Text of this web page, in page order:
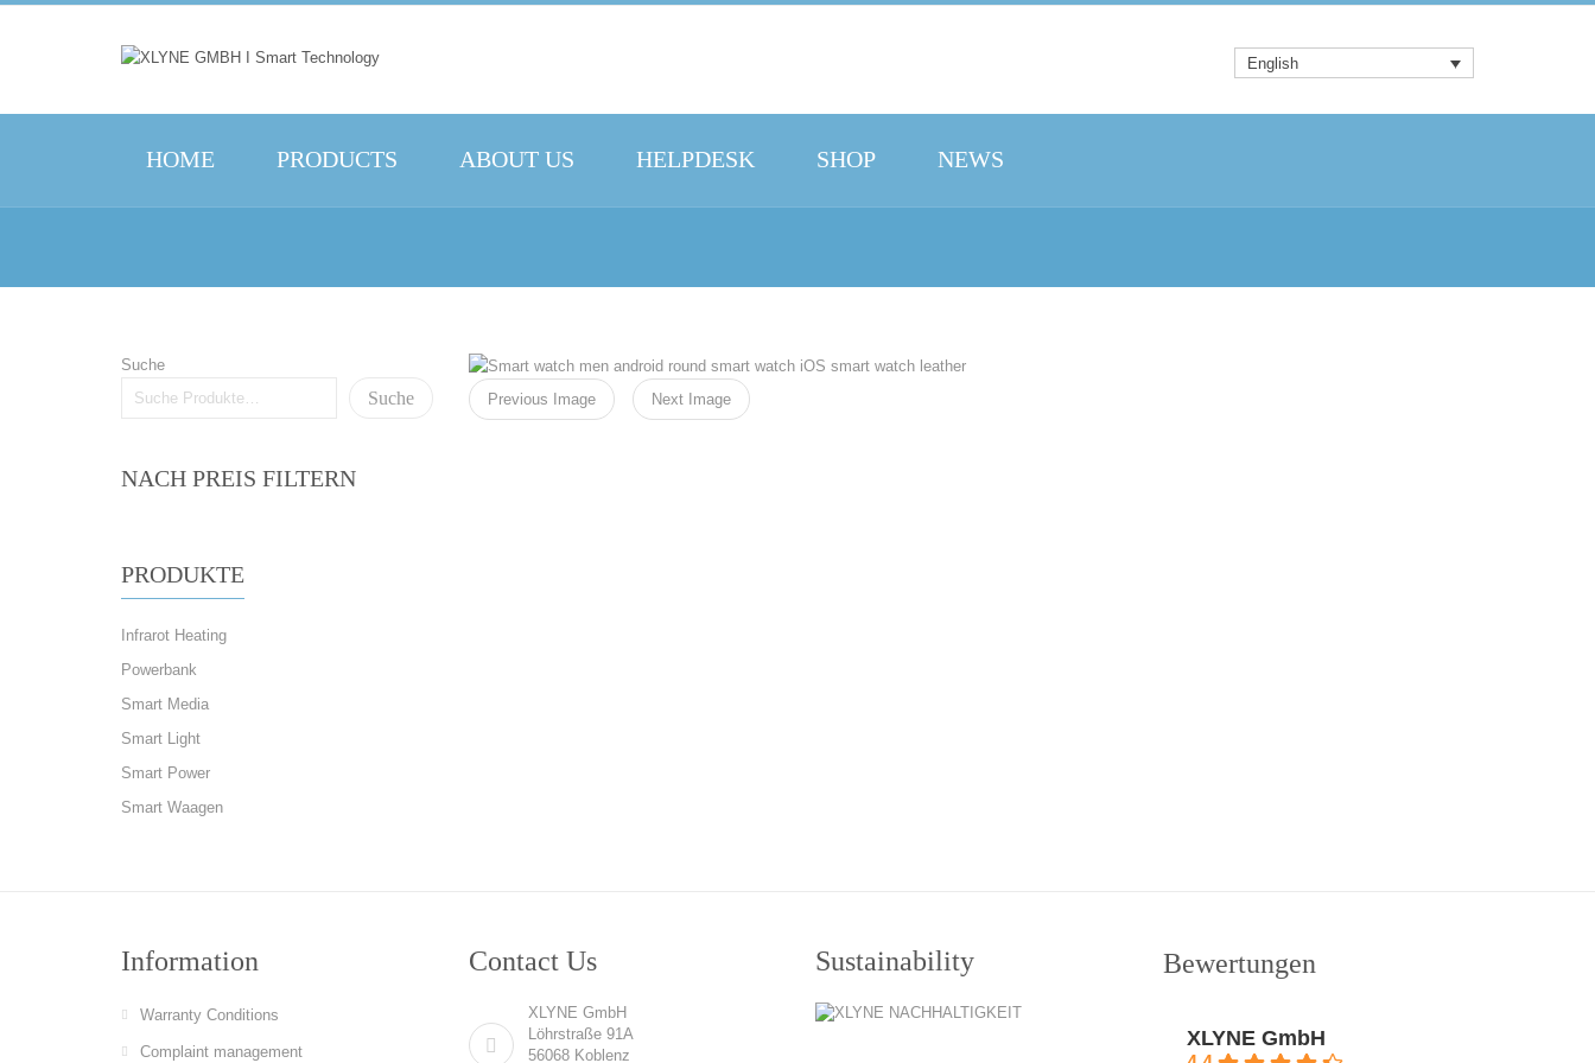
English
HOME PRODUCTS ABOUT US HELPDESK SHOP NEWS
Suche
Suche
NACH PREIS FILTERN
PRODUKTE
Infrarot Heating
Powerbank
Smart Media
Smart Light
Smart Power
Smart Waagen
Previous Image Next Image
Information
Warranty Conditions
Complaint management
Contact Us
XLYNE GmbH
Löhrstraße 91A
56068 Koblenz
Sustainability Bewertungen
XLYNE GmbH